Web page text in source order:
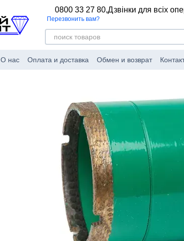
0800 33 27 80,Дзвінки для всіх
Перезвонить вам?
О нас Оплата и доставка Обмен и возврат